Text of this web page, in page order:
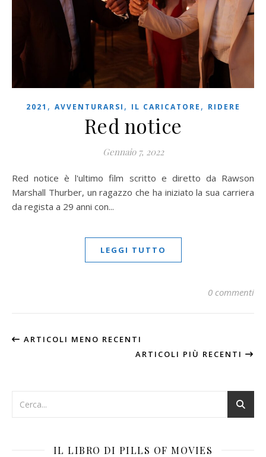
2021 , AVVENTURARSI , IL CARICATORE , RIDERE
Red notice
Gennaio 7, 2022
Red notice è l'ultimo film scritto e diretto da Rawson
Marshall Thurber, un ragazzo che ha iniziato la sua carriera
da regista a 29 anni con...
LEGGI TUTTO
0 commenti
ARTICOLI MENO RECENTI
ARTICOLI PIÙ RECENTI
IL LIBRO DI PILLS OF MOVIES